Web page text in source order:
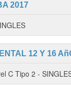
2017
12 Y 16
C Tipo 2 -